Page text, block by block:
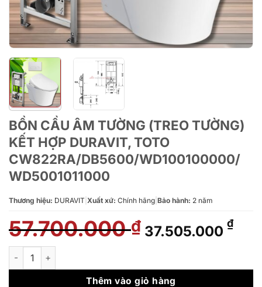
BỒN CẦU ÂM TƯỜNG (TREO TƯỜNG)
KẾT HỢP DURAVIT, TOTO
CW822RA/DB5600/WD100100000/
WD5001011000
Thương hiệu: DURAVIT Xuất xứ: Chính hãng Bảo hành: 2 năm
57.700.000₫ Giá
gốc
57.700.000 ₫.
37.505.000 ₫Giá
là:
BỒN CẦU ÂM TƯỜNG (TREO TƯỜNG) KẾT HỢP
Thêm vào giỏ hàng